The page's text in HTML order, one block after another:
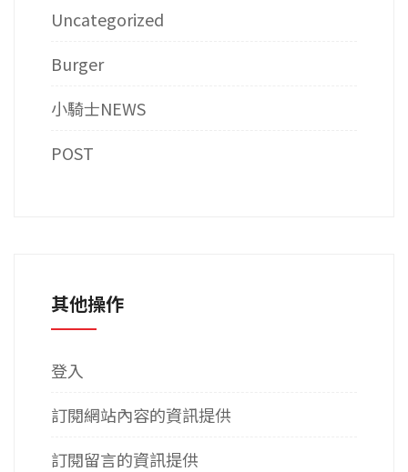
Uncategorized
Burger
小騎士NEWS
POST
其他操作
登入
訂閱網站內容的資訊提供
訂閱留言的資訊提供